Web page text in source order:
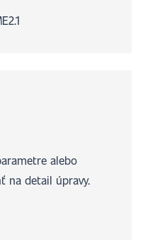
alebo
na detail úpravy.